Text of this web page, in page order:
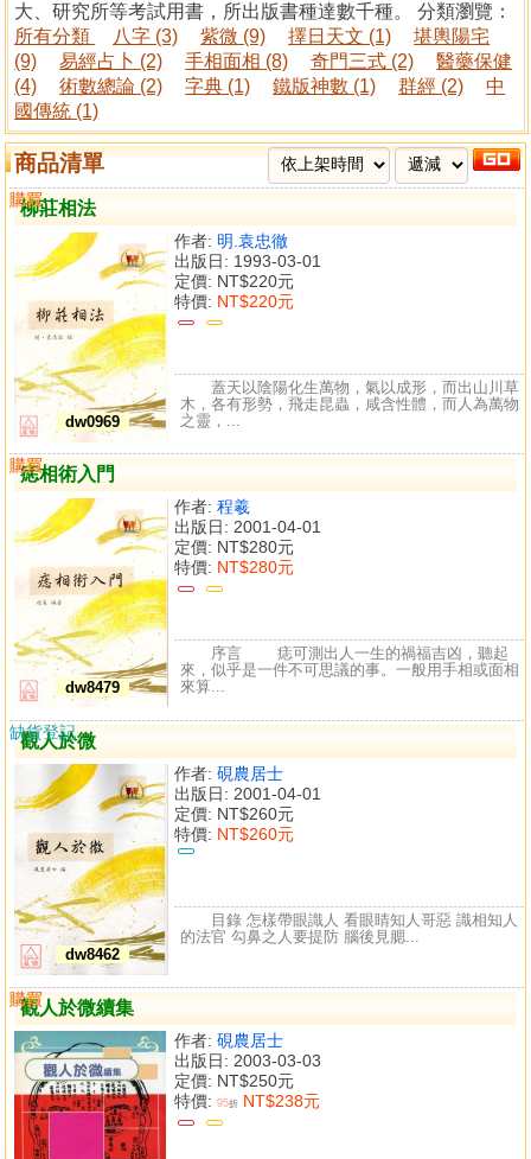
大、研究所等考試用書，所出版書種達數千種。 分類瀏覽：
所有分類
八字 (3) 紫微 (9) 擇日天文 (1)
堪輿陽宅
(9)
易經占卜 (2) 手相面相 (8) 奇門三式 (2)
醫藥保健
(4)
術數總論 (2) 字典 (1) 鐵版神數 (1) 群經 (2)
中
國傳統 (1)
商品清單
柳莊相法
dw0969
作者: 明.袁忠徹
出版日: 1993-03-01
定價: NT$220元
特價: NT$220元
購買
比較
蓋天以陰陽化生萬物，氣以成形，而出山川草
木，各有形勢，飛走昆蟲，咸含性體，而人為萬物
之靈，...
痣相術入門
dw8479
作者: 程羲
出版日: 2001-04-01
定價: NT$280元
特價: NT$280元
購買
比較
序言 痣可測出人一生的禍福吉凶，聽起
來，似乎是一件不可思議的事。一般用手相或面相
來算...
觀人於微
dw8462
作者: 硯農居士
出版日: 2001-04-01
定價: NT$260元
特價: NT$260元
缺貨登記
目錄 怎樣帶眼識人 看眼睛知人哥惡 識相知人
的法官 勾鼻之人要提防 腦後見腮...
觀人於微續集
作者: 硯農居士
出版日: 2003-03-03
定價: NT$250元
特價: 95折 NT$238元
購買
比較